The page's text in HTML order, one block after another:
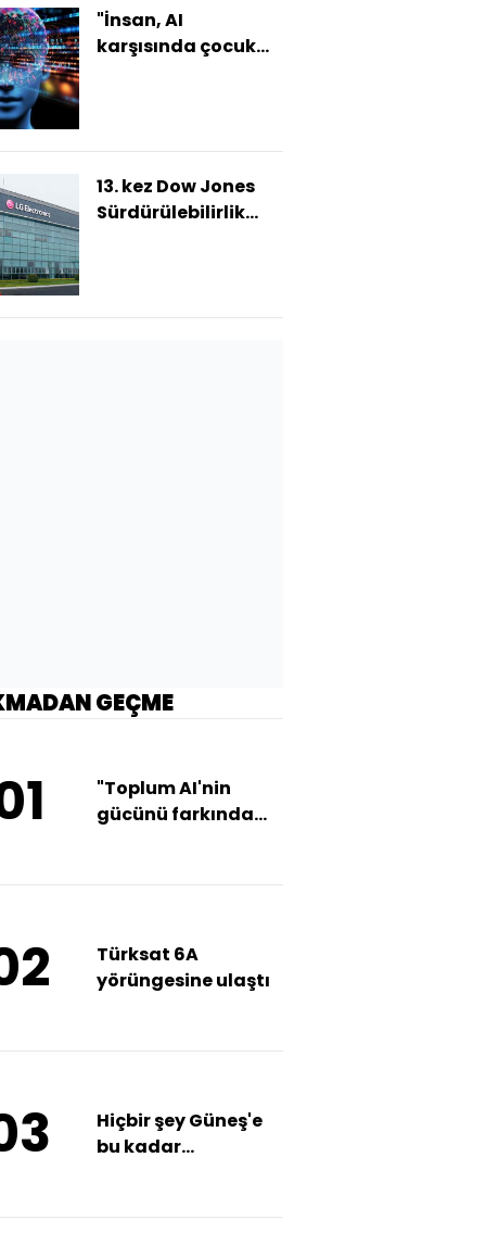
"İnsan, AI
karşısında çocuk
13. kez Dow Jones
Sürdürülebilirlik
GEÇME
"Toplum AI'nin
gücünü farkında
Türksat 6A
yörüngesine ulaştı
Hiçbir şey Güneş'e
bu kadar